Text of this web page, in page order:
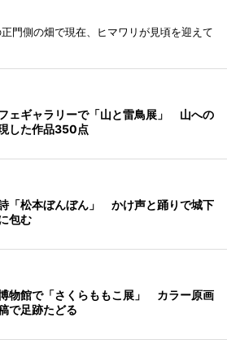
門側の畑で現在、ヒマワリが見頃を迎えて
ェギャラリーで「山と雷鳥展」 山への
した作品350点
「松本ぼんぼん」 かけ声と踊りで城下
包む
物館で「さくらももこ展」 カラー原画
で足跡たどる